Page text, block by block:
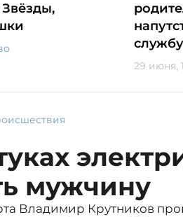
службу
29 июня,
мужчину
Владимир Крутников